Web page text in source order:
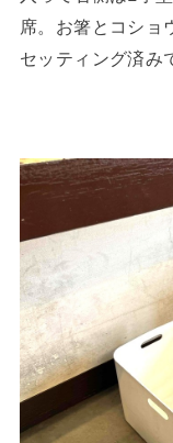
席。お箸とコショ
セッティング済み